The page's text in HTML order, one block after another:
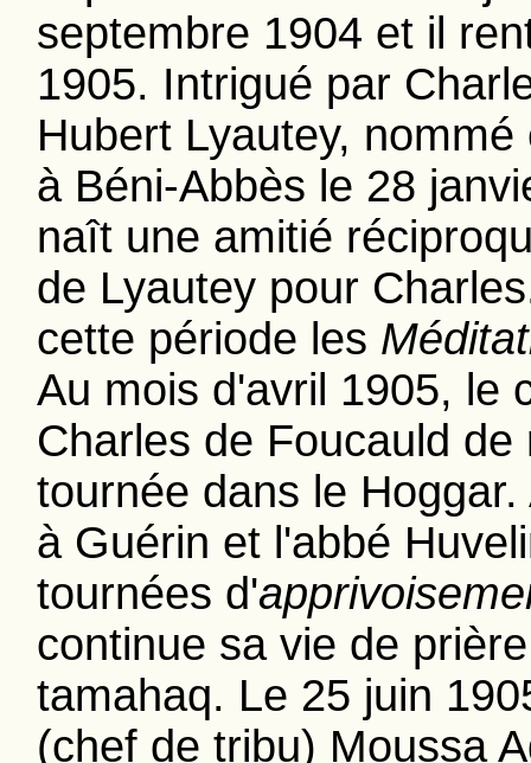
septembre 1904 et il
1905. Intrigué par
Hubert Lyautey,
à Béni-Abbès le 28
naît une amitié
de Lyautey pour
cette période les
Au mois d'avril 1905, le
Charles de Foucauld
tournée dans le
à Guérin et l'abbé
tournées d'
continue sa vie de
tamahaq. Le 25 juin
(chef de tribu) Moussa